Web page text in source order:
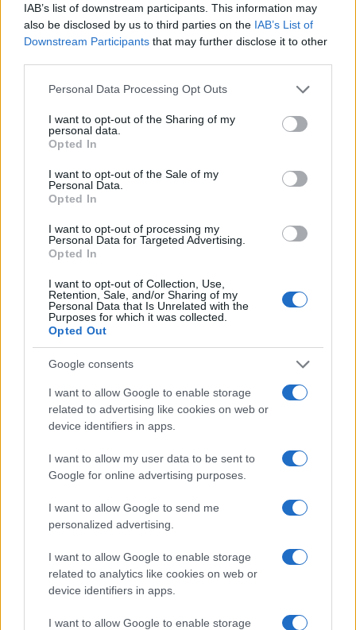
IAB’s list of downstream participants. This information may
also be disclosed by us to third parties on the IAB’s List of
Downstream Participants that may further disclose it to other
Please note that this website/app uses one or more Google
not limited to your visit or usage behaviour. You may click to
grant or deny consent to Google and its third-party tags to
use your data for below specified purposes in below Google
consent section.
Personal Data Processing Opt Outs
I want to opt-out of the Sharing of my
personal data.
Opted In
I want to opt-out of the Sale of my
Personal Data.
Opted In
I want to opt-out of processing my
Personal Data for Targeted Advertising.
Opted In
I want to opt-out of Collection, Use,
Retention, Sale, and/or Sharing of my
Personal Data that Is Unrelated with the
Purposes for which it was collected.
Opted Out
Google consents
I want to allow Google to enable storage
related to advertising like cookies on web or
device identifiers in apps.
I want to allow my user data to be sent to
Google for online advertising purposes.
I want to allow Google to send me
personalized advertising.
I want to allow Google to enable storage
related to analytics like cookies on web or
device identifiers in apps.
I want to allow Google to enable storage
Opozorilo:Po 297. členu Kazenskega zakonika je posameznik
kazensko odgovoren za javno spodbujanje sovraštva, nasilja ali
nestrpnosti. Komentarji z žaljivimi, rasističnimi, diskriminatornimi
komentiranja →
Failed to fetch
Kategorije:Obvestila
Več iz kategorije Obvestila
Izklop elektrike: 426.
Nadzorništvo Vuzenica -
Območje Sv. Anton na Pohorju
Izklop elektrike: 425.
Nadzorništvo Vuzenica -
Območje Vuhred
Izklop elektrike: 424.
Nadzorništvo Vuzenica -
Območje Orlice
Izklop elektrike: 429.